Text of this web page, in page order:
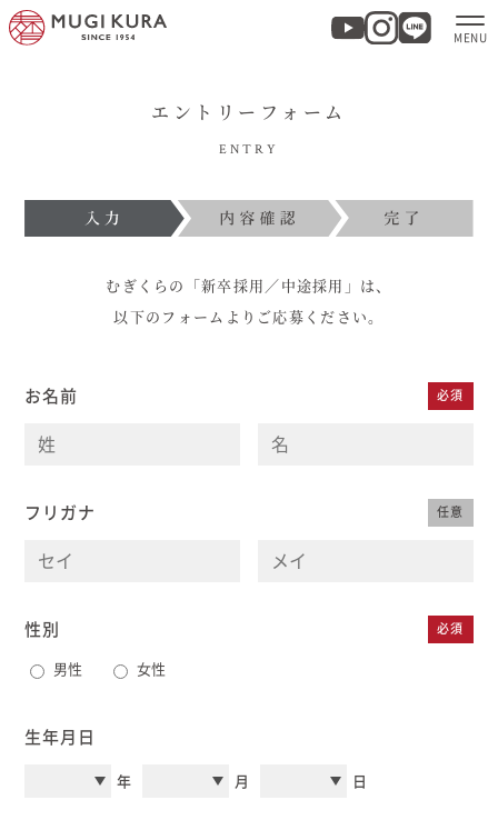
実例集・お客様の声
家づくりについて
むぎくらについて
エントリーフォーム
ENTRY
むぎくらの「新卒採用／中途採用」は、
以下のフォームよりご応募ください。
お名前 必須
フリガナ 任意
性別 必須
男性 女性
生年月日
年 月 日